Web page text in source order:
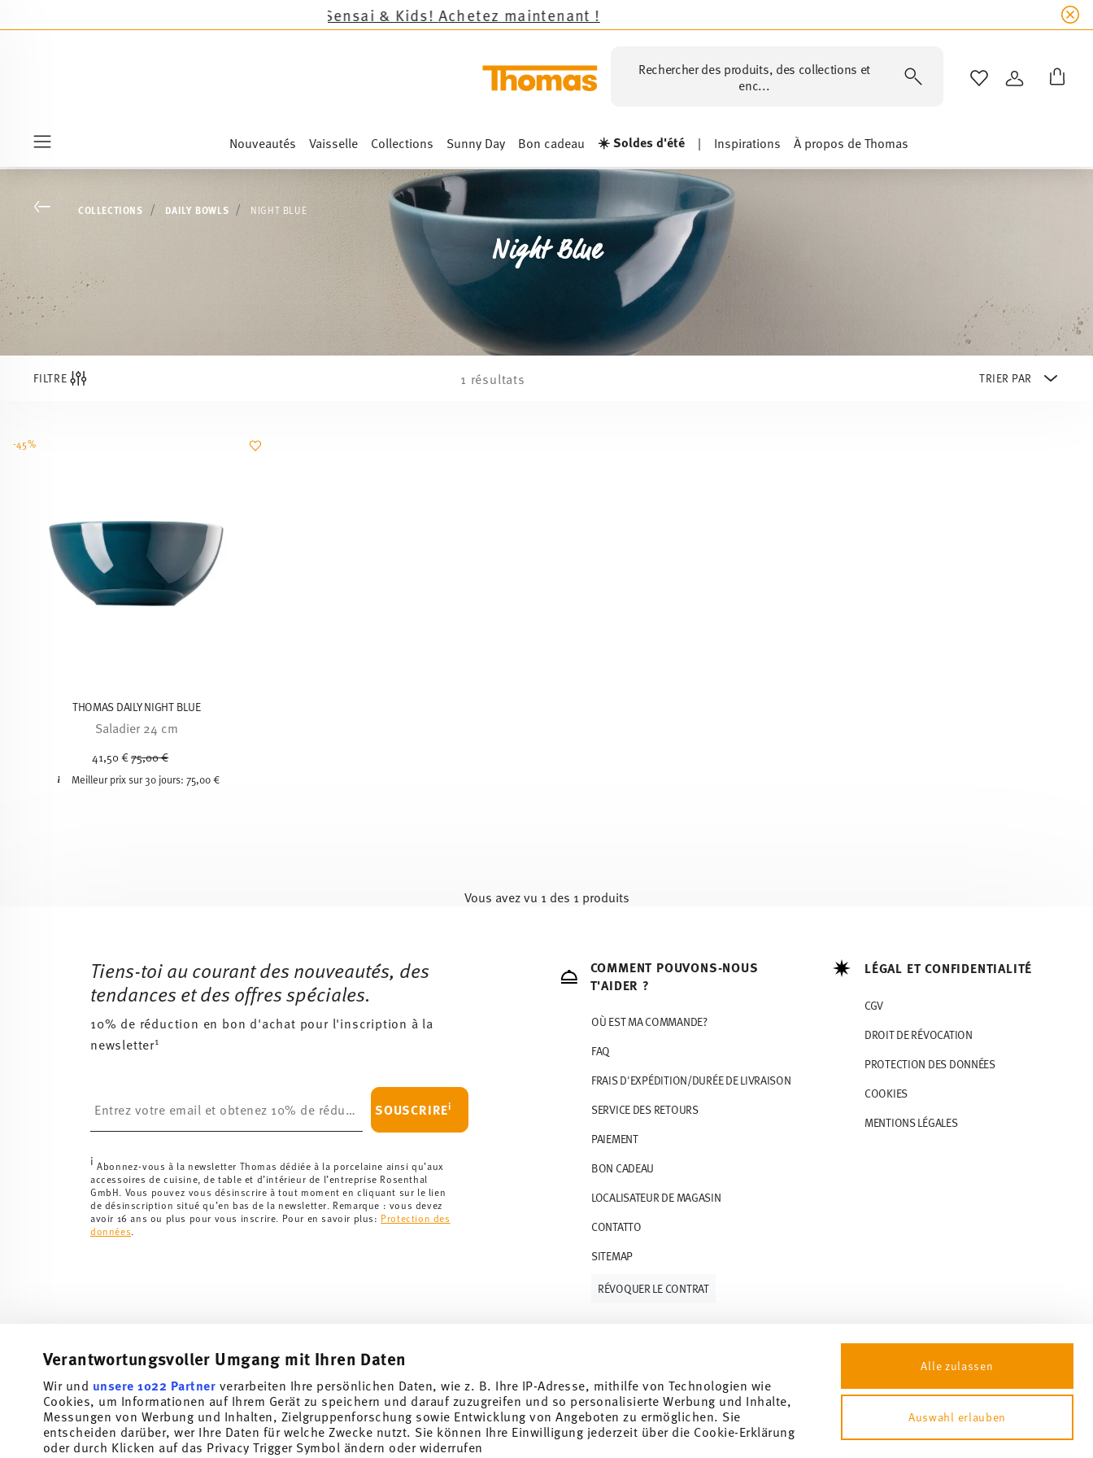
Verantwortungsvoller Umgang mit Ihren Daten
Wir und unsere 1022 Partner verarbeiten Ihre persönlichen Daten, wie z. B. Ihre IP-Adresse, mithilfe von Technologien wie
Cookies, um Informationen auf Ihrem Gerät zu speichern und darauf zuzugreifen und so personalisierte Werbung und Inhalte,
Messungen von Werbung und Inhalten, Zielgruppenforschung sowie Entwicklung von Angeboten zu ermöglichen. Sie
entscheiden darüber, wer Ihre Daten für welche Zwecke nutzt. Sie können Ihre Einwilligung jederzeit über die Cookie-Erklärung
oder durch Klicken auf das Privacy Trigger Symbol ändern oder widerrufen
Alle zulassen
Auswahl erlauben
Achetez maintenant !
Rechercher des produits, des collections et
enc...
LISTE DECONNEXION
Nouveautés Vaisselle Collections Sunny Day Bon cadeau ☀️ Soldes d'été | Inspirations À propos de Thomas
Go backCOLLECTIONS DAILY BOWLS NIGHT BLUE
Night Blue
FILTRE 1 résultats
THOMAS DAILY NIGHT BLUE
Saladier 24 cm
41,50 € Price reduced from
75,00 €
Meilleur prix sur 30 jours: 75,00 €
-45%
Vous avez vu 1 des 1 produits
Tiens-toi au courant des nouveautés, des
tendances et des offres spéciales.
10% de réduction en bon d'achat pour l'inscription à la
newsletter1
SOUSCRIREi
i Abonnez-vous à la newsletter Thomas dédiée à la porcelaine ainsi qu’aux
accessoires de cuisine, de table et d’intérieur de l’entreprise Rosenthal
GmbH. Vous pouvez vous désinscrire à tout moment en cliquant sur le lien
de désinscription situé qu’en bas de la newsletter. Remarque : vous devez
avoir 16 ans ou plus pour vous inscrire. Pour en savoir plus: Protection des
données.
COMMENT POUVONS-NOUS
T'AIDER ?
OÙ EST MA COMMANDE?
FAQ
FRAIS D'EXPÉDITION/DURÉE DE LIVRAISON
SERVICE DES RETOURS
PAIEMENT
BON CADEAU
LOCALISATEUR DE MAGASIN
CONTATTO
SITEMAP
LÉGAL ET CONFIDENTIALITÉ
CGV
DROIT DE RÉVOCATION
PROTECTION DES DONNÉES
COOKIES
MENTIONS LÉGALES
RÉVOQUER LE CONTRAT
Abonnez-vous à notre newsletter et recevez une réduction de 10%!
Tiens-toi au courant des nouveautés, des tendances et des
offres spéciales.